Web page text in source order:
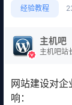
经验教程
主机吧
主机吧站长 十年网络运维经验，
网站建设对
响：